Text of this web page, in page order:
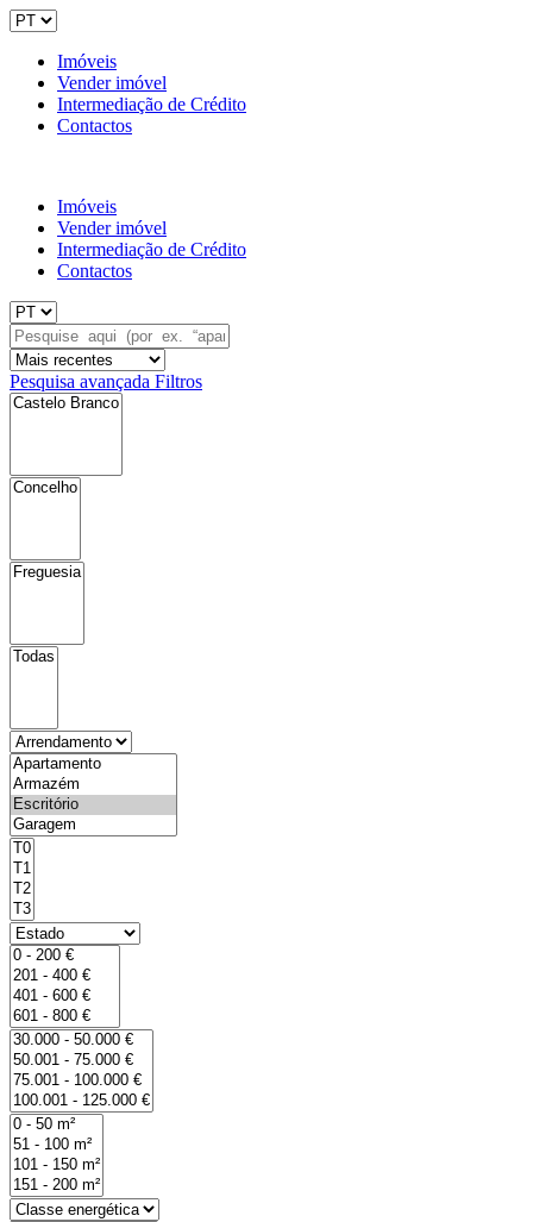
Imóveis
Vender imóvel
Intermediação de Crédito
Contactos
Imóveis
Vender imóvel
Intermediação de Crédito
Contactos
Pesquisa avançada Filtros